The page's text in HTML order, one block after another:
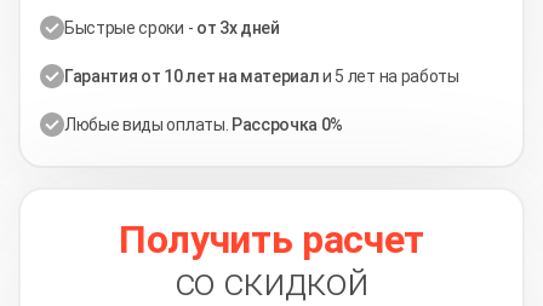
Быстрые сроки - от 3х дней
Гарантия от 10 лет на материали 5 лет на работы
Любые виды оплаты. Рассрочка 0%
Получить расчет
со скидкой